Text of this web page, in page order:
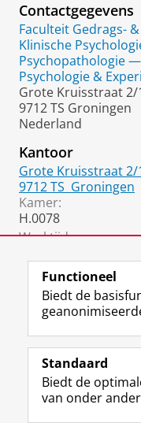
Contactgegevens
Faculteit Gedrags-
Klinische
Psychopathologie
Psychologie &
Grote Kruisstraat 2/
9712 TS Groningen
Nederland
Kantoor
Grote Kruisstraat 2/
9712 TS Groningen
Kamer:
H.0078
Werktijden:
Volg de
Studiekiezers
Functioneel
Biedt de
Standaard
Biedt de
van onder